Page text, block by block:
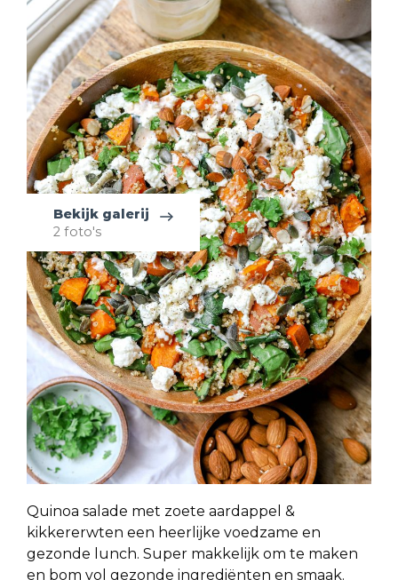
Bekijk galerij
2 foto's
Quinoa salade met zoete aardappel &
kikkererwten een heerlijke voedzame en
gezonde lunch. Super makkelijk om te maken
en bom vol gezonde ingrediënten en smaak.